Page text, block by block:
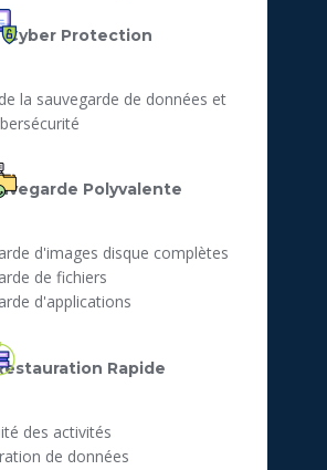
Cyber Protection
la sauvegarde de données et
Polyvalente
d'images disque complètes
de fichiers
d'applications
Rapide
des activités
de données